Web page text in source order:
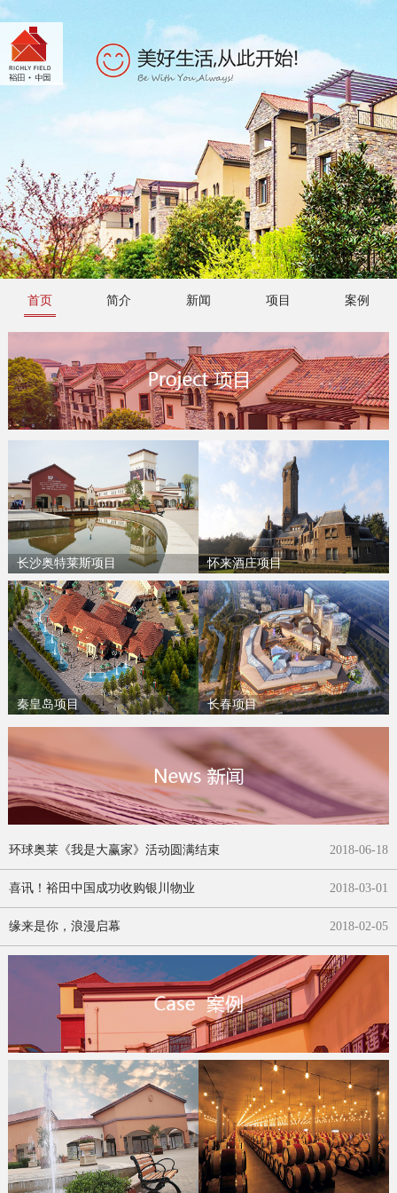
首页 简介 新闻 项目 案例
长沙奥特莱斯项目 怀来酒庄项目
秦皇岛项目 长春项目
环球奥莱《我是大赢家》活动圆满结束 2018-06-18
喜讯！裕田中国成功收购银川物业 2018-03-01
缘来是你，浪漫启幕 2018-02-05